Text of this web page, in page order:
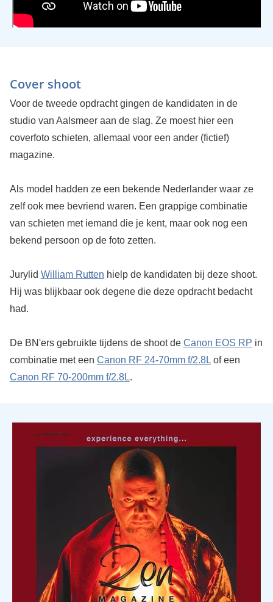
Cover shoot
Voor de tweede opdracht gingen de kandidaten in de
studio van Aalsmeer aan de slag. Ze moest hier een
coverfoto schieten, allemaal voor een ander (fictief)
magazine.
Als model hadden ze een bekende Nederlander waar ze
zelf ook mee bevriend waren. Een grappige combinatie
van schieten met iemand die je kent, maar ook nog een
bekend persoon op de foto zetten.
Jurylid William Rutten hielp de kandidaten bij deze shoot.
Hij was blijkbaar ook degene die deze opdracht bedacht
had.
De BN'ers gebruikte tijdens de shoot de Canon EOS RP in
combinatie met een Canon RF 24-70mm f/2.8Lof een
Canon RF 70-200mm f/2.8L.